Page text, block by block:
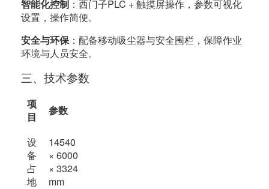
智能化控制 ：西门子PLC + 触摸屏操作，参数可视化
设置，操作简便。
安全与环保：配备移动吸尘器与安全围栏，保障作业
环境与人员安全。
三、技术参数
项
目
参数
设
备
占
地
14540
× 6000
× 3324
mm